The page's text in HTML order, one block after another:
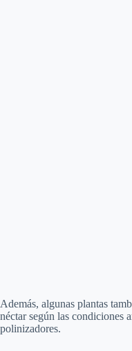
Además, algunas plantas
néctar según las condiciones
polinizadores.